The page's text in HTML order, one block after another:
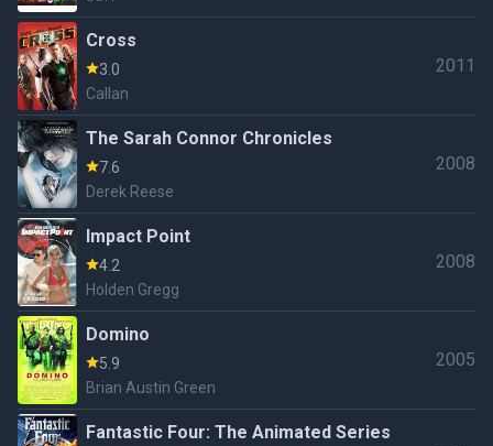
Cross
3.0
Callan
2011
The Sarah Connor Chronicles
7.6
Derek Reese
2008
Impact Point
4.2
Holden Gregg
2008
Domino
5.9
Brian Austin Green
2005
Fantastic Four: The Animated Series